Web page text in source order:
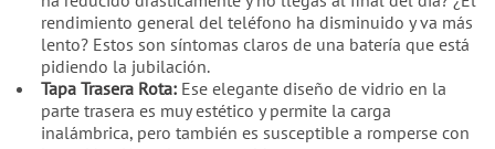
rendimiento general del teléfono ha disminuido y va más
lento? Estos son síntomas claros de una batería que está
pidiendo la jubilación.
Tapa Trasera Rota:Ese elegante diseño de vidrio en la
parte trasera es muy estético y permite la carga
inalámbrica, pero también es susceptible a romperse con